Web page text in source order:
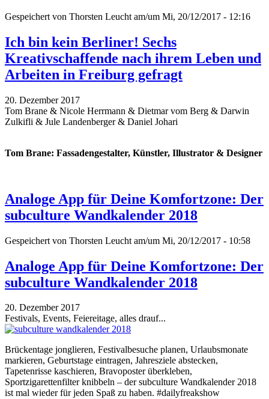
Gespeichert von Thorsten Leucht am/um Mi, 20/12/2017 - 12:16
Ich bin kein Berliner! Sechs
Kreativschaffende nach ihrem Leben und
Arbeiten in Freiburg gefragt
20. Dezember 2017
Tom Brane & Nicole Herrmann & Dietmar vom Berg & Darwin
Zulkifli & Jule Landenberger & Daniel Johari
Tom Brane: Fassadengestalter, Künstler, Illustrator & Designer
Analoge App für Deine Komfortzone: Der
subculture Wandkalender 2018
Gespeichert von Thorsten Leucht am/um Mi, 20/12/2017 - 10:58
Analoge App für Deine Komfortzone: Der
subculture Wandkalender 2018
20. Dezember 2017
Festivals, Events, Feiereitage, alles drauf...
Brückentage jonglieren, Festivalbesuche planen, Urlaubsmonate
markieren, Geburtstage eintragen, Jahresziele abstecken,
Tapetenrisse kaschieren, Bravoposter überkleben,
Sportzigarettenfilter knibbeln – der subculture Wandkalender 2018
ist mal wieder für jeden Spaß zu haben. #dailyfreakshow